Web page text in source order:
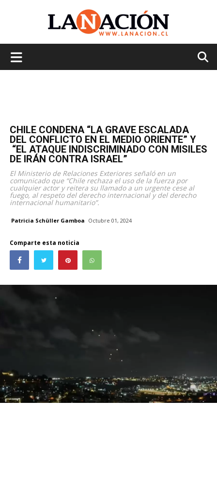
CHILE CONDENA “LA GRAVE ESCALADA
DEL CONFLICTO EN EL MEDIO ORIENTE” Y
“EL ATAQUE INDISCRIMINADO CON MISILES
DE IRÁN CONTRA ISRAEL”
El Ministerio de Relaciones Exteriores señaló en un
comunicado que “Chile rechaza el uso de la fuerza por
cualquier actor y reitera su llamado a un urgente cese al
fuego, al respeto del derecho internacional y del derecho
internacional humanitario”.
Patricia Schüller Gamboa Octubre 01, 2024
Comparte esta noticia